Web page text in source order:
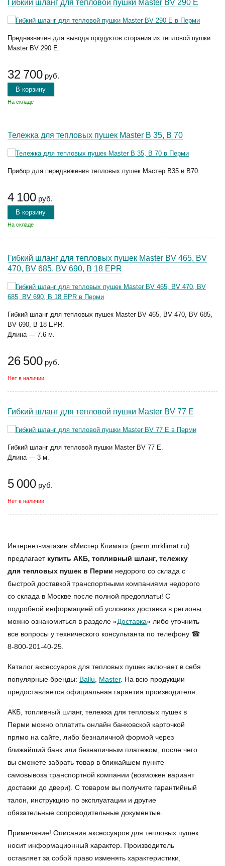
Гибкий шланг для тепловой пушки Master BV 290 E
Предназначен для вывода продуктов сгорания из тепловой пушки
Master BV 290 E.
32 700 руб.
В корзину
На складе
Тележка для тепловых пушек Master B 35, B 70
Прибор для передвижения тепловых пушек Мастер B35 и B70.
4 100 руб.
В корзину
На складе
Гибкий шланг для тепловых пушек Master BV 465, BV
470, BV 685, BV 690, B 18 EPR
Гибкий шланг для тепловых пушек Master BV 465, BV 470, BV 685,
BV 690, B 18 EPR.
Длина — 7.6 м.
26 500 руб.
Нет в наличии
Гибкий шланг для тепловой пушки Master BV 77 E
Гибкий шланг для тепловой пушки Master BV 77 E.
Длина — 3 м.
5 000 руб.
Нет в наличии
Интернет-магазин «Мистер Климат» (perm.mrklimat.ru)
предлагает купить АКБ, топливный шланг, тележку
для тепловых пушек в Перми недорого со склада с
быстрой доставкой транспортными компаниями недорого
со склада в Москве после полной предоплаты! С
подробной информацией об условиях доставки в регионы
можно ознакомиться в разделе «Доставка» либо уточнить
все вопросы у технического консультанта по телефону ☎
8-800-201-40-25.
Каталог аксессуаров для тепловых пушек включает в себя
популярные бренды: Ballu Master. На всю продукции
предоставляется официальная гарантия производителя.
АКБ, топливный шланг, тележка для тепловых пушек в
Перми можно оплатить онлайн банковской карточкой
прямо на сайте, либо безналичной формой через
ближайший банк или безналичным платежом, после чего
вы сможете забрать товар в ближайшем пункте
самовывоза транспортной компании (возможен вариант
доставки до двери). С товаром вы получите гарантийный
талон, инструкцию по эксплуатации и другие
обязательные сопроводительные документые.
Примечание! Описания аксессуаров для тепловых пушек
носит информационный характер. Производитель
оставляет за собой право изменять характеристики,